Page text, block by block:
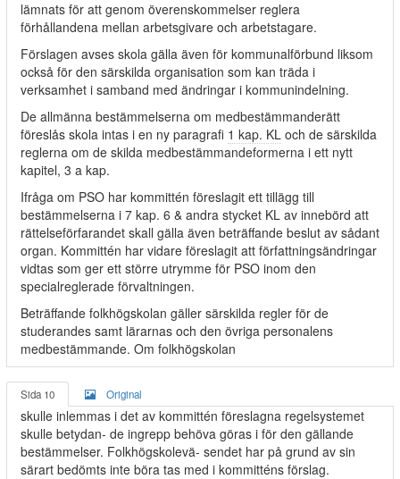
lämnats för att genom överenskommelser reglera
förhållandena mellan arbetsgivare och arbetstagare.
Förslagen avses skola gälla även för kommunalförbund liksom
också för den särskilda organisation som kan träda i
verksamhet i samband med ändringar i kommunindelning.
De allmänna bestämmelserna om medbestämmanderätt
föreslås skola intas i en ny paragrafi 1 kap. KL och de särskilda
reglerna om de skilda medbestämmandeformerna i ett nytt
kapitel, 3 a kap.
Ifråga om PSO har kommittén föreslagit ett tillägg till
bestämmelserna i 7 kap. 6 & andra stycket KL av innebörd att
rättelseförfarandet skall gälla även beträffande beslut av sådant
organ. Kommittén har vidare föreslagit att författningsändringar
vidtas som ger ett större utrymme för PSO inom den
specialreglerade förvaltningen.
Beträffande folkhögskolan gäller särskilda regler för de
studerandes samt lärarnas och den övriga personalens
medbestämmande. Om folkhögskolan
Sida 10 Original
skulle inlemmas i det av kommittén föreslagna regelsystemet
skulle betydan- de ingrepp behöva göras i för den gällande
bestämmelser. Folkhögskolevä- sendet har på grund av sin
särart bedömts inte böra tas med i kommitténs förslag.